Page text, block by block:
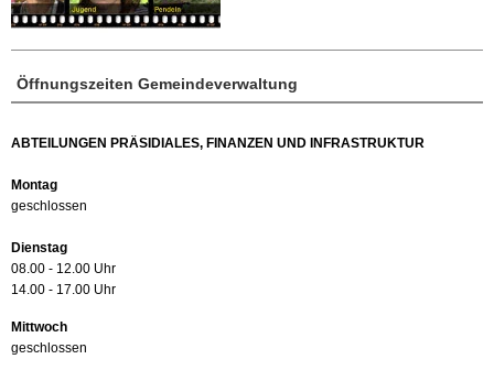
Öffnungszeiten Gemeindeverwaltung
ABTEILUNGEN PRÄSIDIALES, FINANZEN UND INFRASTRUKTUR
Montag
geschlossen
Dienstag
08.00 - 12.00 Uhr
14.00 - 17.00 Uhr
Mittwoch
geschlossen